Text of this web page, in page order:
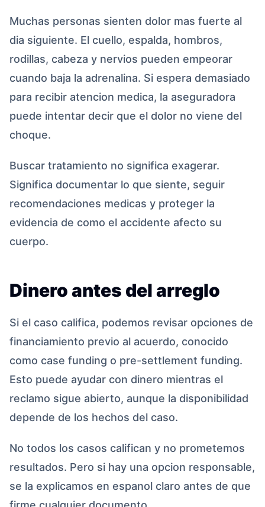
Muchas personas sienten dolor mas fuerte al
dia siguiente. El cuello, espalda, hombros,
rodillas, cabeza y nervios pueden empeorar
cuando baja la adrenalina. Si espera demasiado
para recibir atencion medica, la aseguradora
puede intentar decir que el dolor no viene del
choque.
Buscar tratamiento no significa exagerar.
Significa documentar lo que siente, seguir
recomendaciones medicas y proteger la
evidencia de como el accidente afecto su
cuerpo.
Dinero antes del arreglo
Si el caso califica, podemos revisar opciones de
financiamiento previo al acuerdo, conocido
como case funding o pre-settlement funding.
Esto puede ayudar con dinero mientras el
reclamo sigue abierto, aunque la disponibilidad
depende de los hechos del caso.
No todos los casos califican y no prometemos
resultados. Pero si hay una opcion responsable,
se la explicamos en espanol claro antes de que